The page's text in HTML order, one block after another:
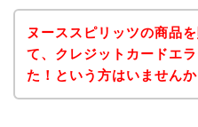
ヌーススピリッツの商品
て、クレジットカードエ
た！という方はいませんか